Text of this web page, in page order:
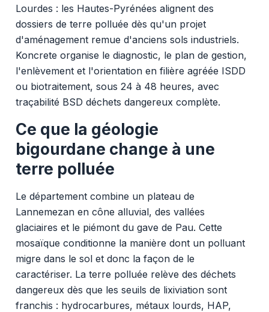
Lourdes : les Hautes-Pyrénées alignent des
dossiers de terre polluée dès qu'un projet
d'aménagement remue d'anciens sols industriels.
Koncrete organise le diagnostic, le plan de gestion,
l'enlèvement et l'orientation en filière agréée ISDD
ou biotraitement, sous 24 à 48 heures, avec
traçabilité BSD déchets dangereux complète.
Ce que la géologie
bigourdane change à une
terre polluée
Le département combine un plateau de
Lannemezan en cône alluvial, des vallées
glaciaires et le piémont du gave de Pau. Cette
mosaïque conditionne la manière dont un polluant
migre dans le sol et donc la façon de le
caractériser. La terre polluée relève des déchets
dangereux dès que les seuils de lixiviation sont
franchis : hydrocarbures, métaux lourds, HAP,